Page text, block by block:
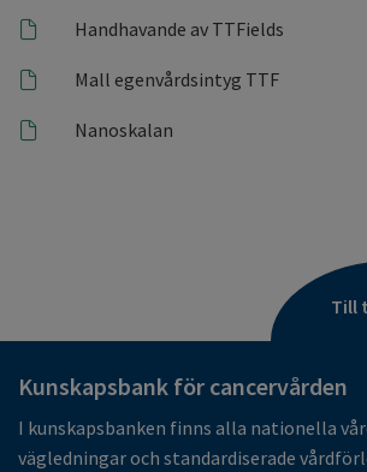
Handhavande av TTFields
Mall egenvårdsintyg TTF
Nanoskalan
Till
Kunskapsbank för cancervården
I kunskapsbanken finns alla nationella
vägledningar och standardiserade